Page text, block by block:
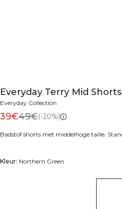
Everyday Terry Mid
Everyday Collection
39€49€(-20%)
Badstof shorts met middelhoge taille.
Kleur: Northern Green